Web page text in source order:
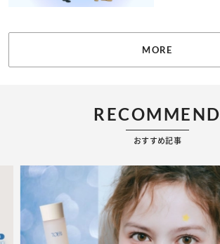
MORE
RECOMMEND
おすすめ記事